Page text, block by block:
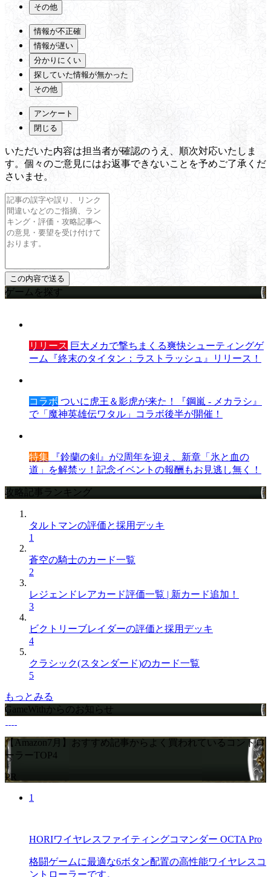
その他
情報が不正確
情報が遅い
分かりにくい
探していた情報が無かった
その他
アンケート
閉じる
いただいた内容は担当者が確認のうえ、順次対応いたしま
す。個々のご意見にはお返事できないことを予めご了承くだ
さいませ。
ゲームを探す
リリース 巨大メカで撃ちまくる爽快シューティングゲ
ーム『終末のタイタン：ラストラッシュ』リリース！
コラボ ついに虎王＆影虎が来た！『鋼嵐 - メカラシ』
で「魔神英雄伝ワタル」コラボ後半が開催！
特集 『鈴蘭の剣』が2周年を迎え、新章「氷と血の
道」を解禁ッ！記念イベントの報酬もお見逃し無く！
攻略記事ランキング
タルトマンの評価と採用デッキ
1
蒼空の騎士のカード一覧
2
レジェンドレアカード評価一覧 | 新カード追加！
3
ビクトリーブレイダーの評価と採用デッキ
4
クラシック(スタンダード)のカード一覧
5
もっとみる
GameWithからのお知らせ
【Amazon7月】おすすめ記事からよく買われているコントロ
ーラーTOP4
PR
1
HORIワイヤレスファイティングコマンダー OCTA Pro
格闘ゲームに最適な6ボタン配置の高性能ワイヤレスコ
ントローラーです。